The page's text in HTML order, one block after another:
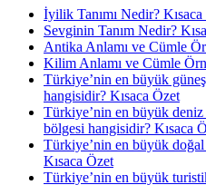
İyilik Tanımı Nedir? Kısaca
Sevginin Tanım Nedir?
Antika Anlamı ve Cümle
Kilim Anlamı ve Cümle
Türkiye’nin en büyük
hangisidir? Kısaca Özet
Türkiye’nin en büyük deniz
bölgesi hangisidir? Kısaca
Türkiye’nin en büyük
Kısaca Özet
Türkiye’nin en büyük